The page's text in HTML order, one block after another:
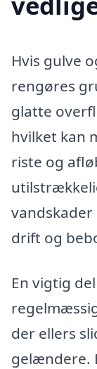
Hvis gulve
rengøres
glatte
hvilket kan
riste og
drift og
En vigtig
der ellers
gelændere.